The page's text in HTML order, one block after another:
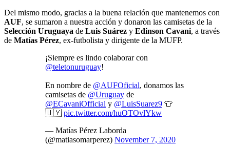
Del mismo modo, gracias a la buena relación que mantenemos con
AUF, se sumaron a nuestra acción y donaron las camisetas de la
Selección Uruguaya de Luis Suárez y Edinson Cavani, a través
de Matías Pérez, ex-futbolista y dirigente de la MUFP.
¡Siempre es lindo colaborar con
@teletonuruguay!
En nombre de @AUFOficial, donamos las
camisetas de @Uruguay de
@ECavaniOfficial y @LuisSuarez9 👕
🇺🇾 pic.twitter.com/huOTOvlYkw
— Matías Pérez Laborda
(@matiasomarperez) November 7, 2020